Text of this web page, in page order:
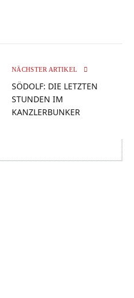
NÄCHSTER ARTIKEL
SÖDOLF: DIE LETZTEN
STUNDEN IM
KANZLERBUNKER